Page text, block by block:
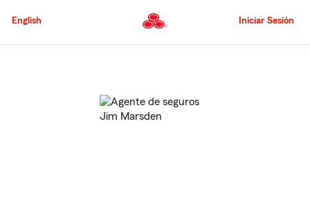
al
principal
English Iniciar Sesión